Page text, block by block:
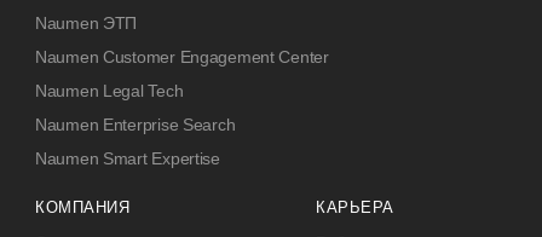
Naumen ЭТП
Naumen Customer Engagement Center
Naumen Legal Tech
Naumen Enterprise Search
Naumen Smart Expertise
КОМПАНИЯ КАРЬЕРА